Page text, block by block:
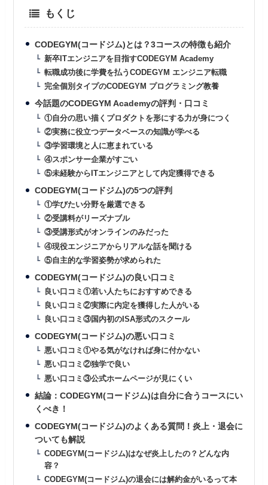
もくじ
CODEGYM(コードジム)とは？3コースの特徴も紹介
新卒ITエンジニアを目指すCODEGYM Academy
転職成功後に学費を払うCODEGYM エンジニア転職
完全個別タイプのCODEGYM プログラミング教養
今話題のCODEGYM Academyの評判・口コミ
①自分の思い描くプロダクトを形にする力が身につく
②実務に役立つデータベースの知識が学べる
③学習環境と人に恵まれている
④スポンサー企業がすごい
⑤未経験からITエンジニアとして内定獲得できる
CODEGYM(コードジム)の5つの評判
①学びたい分野を厳選できる
②受講料がリーズナブル
③受講形式がオンラインのみだった
④現役エンジニアからリアルな話を聞ける
⑤自主的な学習姿勢が求められた
CODEGYM(コードジム)の良い口コミ
良い口コミ①若い人たちにおすすめできる
良い口コミ②実際に内定を獲得した人がいる
良い口コミ③国内初のISA形式のスクール
CODEGYM(コードジム)の悪い口コミ
悪い口コミ①やる気がなければ身に付かない
悪い口コミ②独学で良い
悪い口コミ③公式ホームページが見にくい
結論：CODEGYM(コードジム)は自分に合うコースにい
くべき！
CODEGYM(コードジム)のよくある質問！炎上・退会に
ついても解説
CODEGYM(コードジム)はなぜ炎上したの？どんな内
容？
CODEGYM(コードジム)の退会には解約金がいるって本